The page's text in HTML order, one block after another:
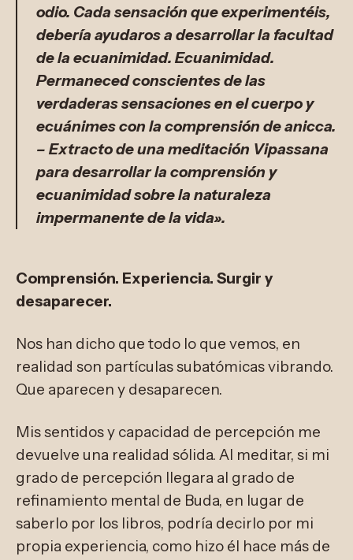
odio. Cada sensación que experimentéis,
debería ayudaros a desarrollar la facultad
de la ecuanimidad. Ecuanimidad.
Permaneced conscientes de las
verdaderas sensaciones en el cuerpo y
ecuánimes con la comprensión de anicca.
– Extracto de una meditación Vipassana
para desarrollar la comprensión y
ecuanimidad sobre la naturaleza
impermanente de la vida».
Comprensión. Experiencia. Surgir y
desaparecer.
Nos han dicho que todo lo que vemos, en
realidad son partículas subatómicas vibrando.
Que aparecen y desaparecen.
Mis sentidos y capacidad de percepción me
devuelve una realidad sólida. Al meditar, si mi
grado de percepción llegara al grado de
refinamiento mental de Buda, en lugar de
saberlo por los libros, podría decirlo por mi
propia experiencia, como hizo él hace más de